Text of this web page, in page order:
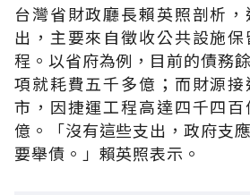
台灣省財政廳長賴英照剖析
出，主要來自徵收公共設施
程。以省府為例，目前的債務
項就耗費五千多億；而財源
市，因捷運工程高達四千四
億。「沒有這些支出，政府支
要舉債。」賴英照表示。